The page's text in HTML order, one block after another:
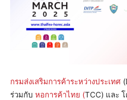
กรมส่งเสริมการค้าระหว่างประเทศ
ร่วมกับ หอการค้าไทย (TCC) และ